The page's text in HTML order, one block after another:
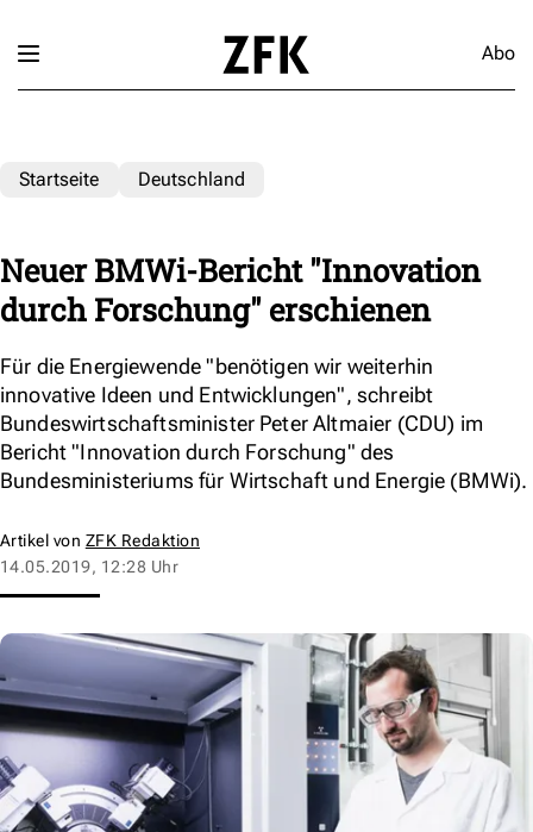
Abo
Startseite Deutschland
Neuer BMWi-Bericht "Innovation
durch Forschung" erschienen
Für die Energiewende "benötigen wir weiterhin
innovative Ideen und Entwicklungen", schreibt
Bundeswirtschaftsminister Peter Altmaier (CDU) im
Bericht "Innovation durch Forschung" des
Bundesministeriums für Wirtschaft und Energie (BMWi).
Artikel von ZFK Redaktion
14.05.2019, 12:28 Uhr